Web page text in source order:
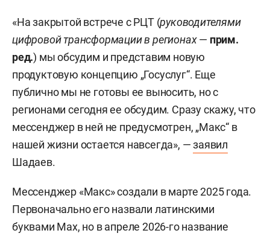
«На закрытой встрече с РЦТ (руководителями
цифровой трансформации в регионах— прим.
ред.) мы обсудим и представим новую
продуктовую концепцию „Госуслуг“. Еще
публично мы не готовы ее выносить, но с
регионами сегодня ее обсудим. Сразу скажу, что
мессенджер в ней не предусмотрен, „Макс“ в
нашей жизни остается навсегда», —заявил
Шадаев.
Мессенджер «Макс» создали в марте 2025 года.
Первоначально его назвали латинскими
буквами Max, но в апреле 2026-го название